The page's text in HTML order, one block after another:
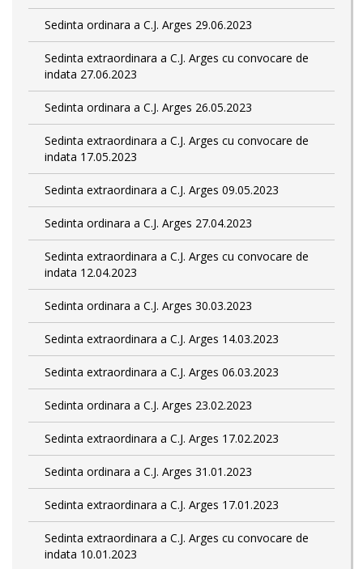
Sedinta ordinara a C.J. Arges 29.06.2023
Sedinta extraordinara a C.J. Arges cu convocare de
indata 27.06.2023
Sedinta ordinara a C.J. Arges 26.05.2023
Sedinta extraordinara a C.J. Arges cu convocare de
indata 17.05.2023
Sedinta extraordinara a C.J. Arges 09.05.2023
Sedinta ordinara a C.J. Arges 27.04.2023
Sedinta extraordinara a C.J. Arges cu convocare de
indata 12.04.2023
Sedinta ordinara a C.J. Arges 30.03.2023
Sedinta extraordinara a C.J. Arges 14.03.2023
Sedinta extraordinara a C.J. Arges 06.03.2023
Sedinta ordinara a C.J. Arges 23.02.2023
Sedinta extraordinara a C.J. Arges 17.02.2023
Sedinta ordinara a C.J. Arges 31.01.2023
Sedinta extraordinara a C.J. Arges 17.01.2023
Sedinta extraordinara a C.J. Arges cu convocare de
indata 10.01.2023